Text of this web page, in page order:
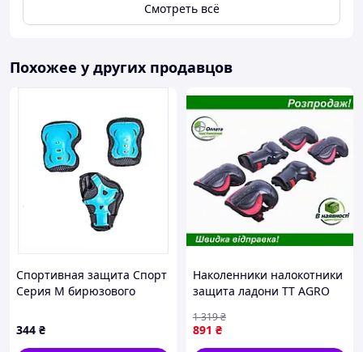
Смотреть всё
Похожее у других продавцов
Спортивная защита Спорт
Серия M бирюзового
344 ₴
Наколенники налокотники
защита ладони TT AGRO
6 шт черные с красным
для активных игр
891 ₴
1 319₴